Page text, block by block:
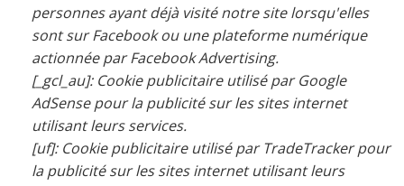
personnes ayant déjà visité notre site lorsqu'elles
sont sur Facebook ou une plateforme numérique
actionnée par Facebook Advertising.
[_gcl_au]: Cookie publicitaire utilisé par Google
AdSense pour la publicité sur les sites internet
utilisant leurs services.
[uf]: Cookie publicitaire utilisé par TradeTracker pour
la publicité sur les sites internet utilisant leurs